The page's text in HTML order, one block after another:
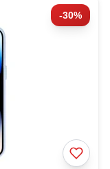
-30%